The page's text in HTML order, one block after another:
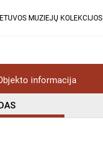
MUZIEJŲ KOLEKCIJOS
informacija